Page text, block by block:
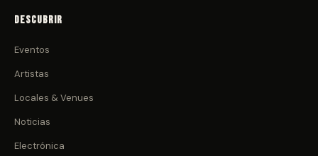
Descubrir
Eventos
Artistas
Locales & Venues
Noticias
Electrónica